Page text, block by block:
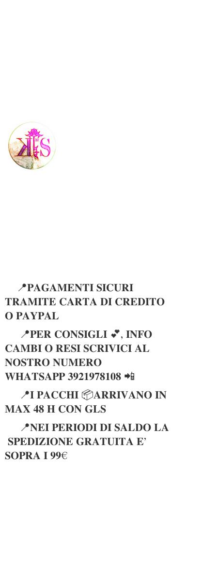
📍𝐏𝐀𝐆𝐀𝐌𝐄𝐍𝐓𝐈 𝐒𝐈𝐂𝐔𝐑𝐈
𝐓𝐑𝐀𝐌𝐈𝐓𝐄 𝐂𝐀𝐑𝐓𝐀 𝐃𝐈 𝐂𝐑𝐄𝐃𝐈𝐓𝐎
𝐎 𝐏𝐀𝐘𝐏𝐀𝐋
📍𝐏𝐄𝐑 𝐂𝐎𝐍𝐒𝐈𝐆𝐋𝐈 💕, 𝐈𝐍𝐅𝐎
𝐂𝐀𝐌𝐁𝐈 𝐎 𝐑𝐄𝐒𝐈 𝐒𝐂𝐑𝐈𝐕𝐈𝐂𝐈 𝐀𝐋
𝐍𝐎𝐒𝐓𝐑𝐎 𝐍𝐔𝐌𝐄𝐑𝐎
𝐖𝐇𝐀𝐓𝐒𝐀𝐏𝐏 𝟑𝟗𝟐𝟏𝟗𝟕𝟖𝟏𝟎𝟖 📲
📍𝐈 𝐏𝐀𝐂𝐂𝐇𝐈 📦𝐀𝐑𝐑𝐈𝐕𝐀𝐍𝐎 𝐈𝐍
𝐌𝐀𝐗 𝟒𝟖 𝐇 𝐂𝐎𝐍 𝐆𝐋𝐒
📍𝐍𝐄𝐈 𝐏𝐄𝐑𝐈𝐎𝐃𝐈 𝐃𝐈 𝐒𝐀𝐋𝐃𝐎 𝐋𝐀
𝐒𝐏𝐄𝐃𝐈𝐙𝐈𝐎𝐍𝐄 𝐆𝐑𝐀𝐓𝐔𝐈𝐓𝐀 𝐄’
𝐒𝐎𝐏𝐑𝐀 𝐈 𝟗𝟗€